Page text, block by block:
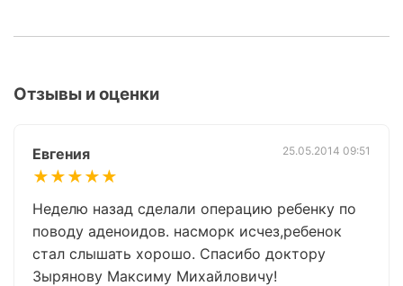
Отзывы и оценки
Евгения
★★★★★
25.05.2014 09:51
Неделю назад сделали операцию ребенку по
поводу аденоидов. насморк исчез,ребенок
стал слышать хорошо. Спасибо доктору
Зырянову Максиму Михайловичу!